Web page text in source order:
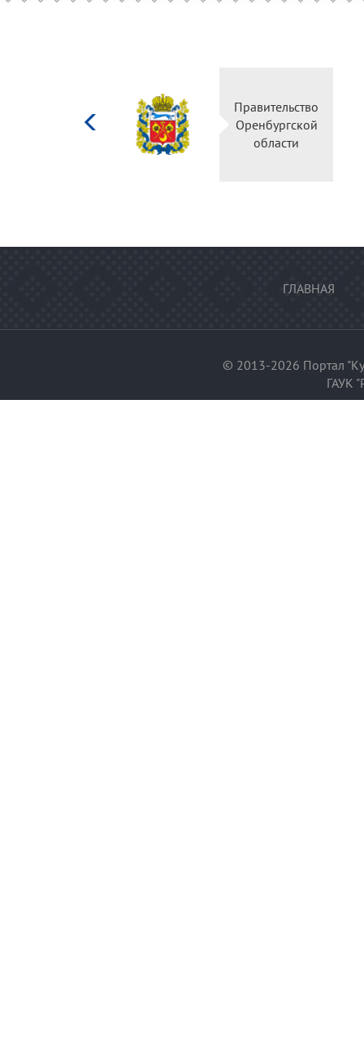
Правительство
Оренбургской
области
ГЛАВНАЯ
© 2013-2026 Портал
ГАУК